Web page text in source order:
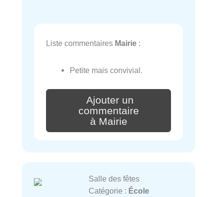
Liste commentaires Mairie :
Petite mais convivial.
Ajouter un
commentaire
à Mairie
Salle des fêtes
Catégorie : École